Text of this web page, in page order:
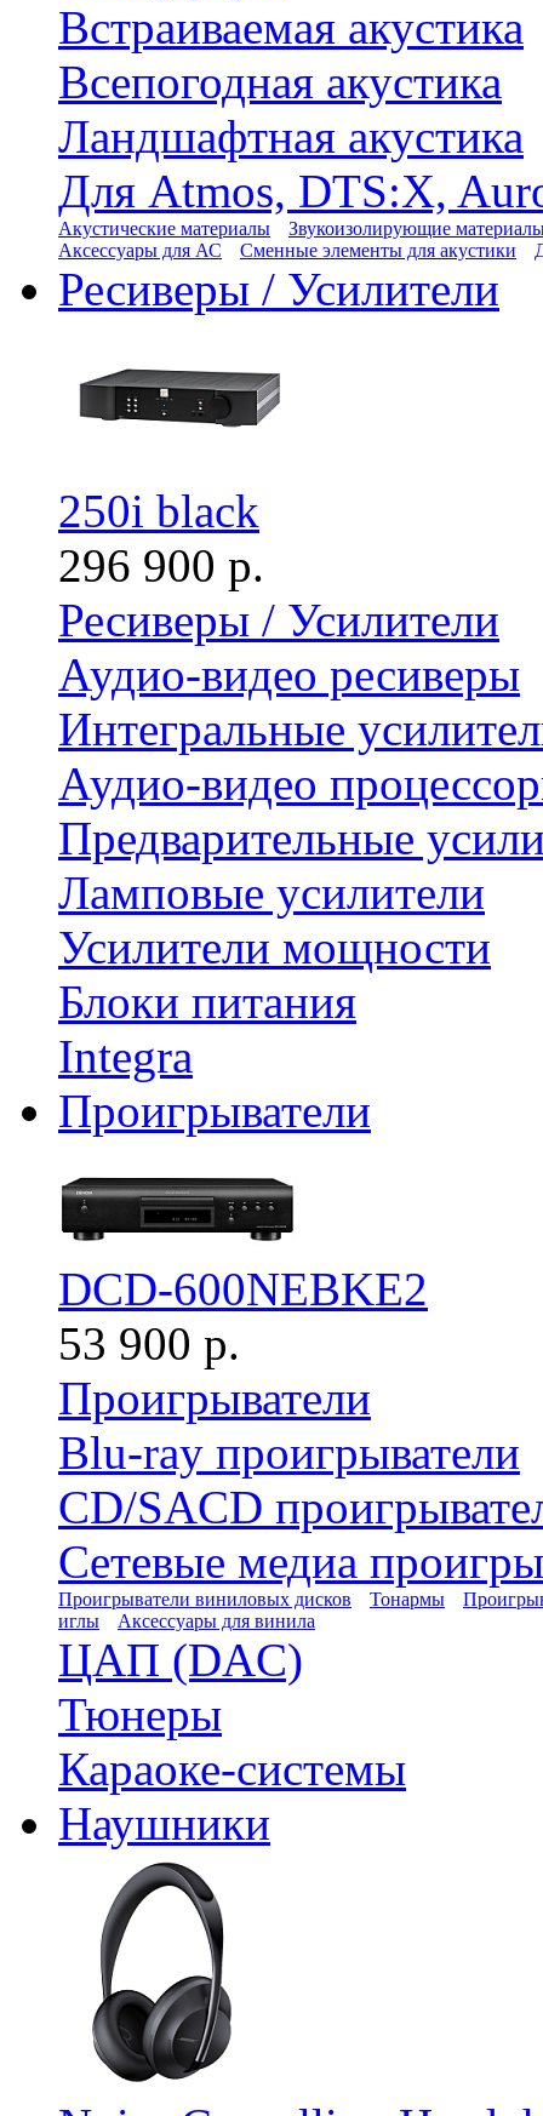
Встраиваемая акустика
Всепогодная акустика
Ландшафтная акустика
Для Atmos, DTS:X,
Акустические материалы
Звукоизолирующие
Аксессуары для АС
Сменные элементы для акустики
Ресиверы / Усилители
250i black
296 900 р.
Ресиверы / Усилители
Аудио-видео ресиверы
Интегральные
Аудио-видео
Предварительные
Ламповые усилители
Усилители мощности
Блоки питания
Integra
Проигрыватели
DCD-600NEBKE2
53 900 р.
Проигрыватели
Blu-ray проигрыватели
CD/SACD
Сетевые медиа
Проигрыватели виниловых дисков Тонармы
иглы
Аксессуары для винила
ЦАП (DAC)
Тюнеры
Караоке-системы
Наушники